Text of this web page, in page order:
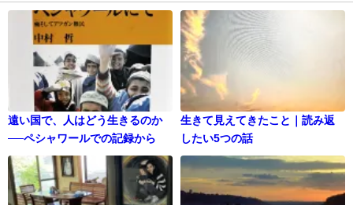
遠い国で、人はどう生きるのか
──ペシャワールでの記録から
生きて見えてきたこと｜読み返
したい5つの話